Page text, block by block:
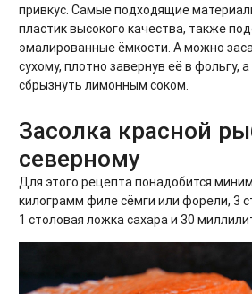
привкус. Самые подходящие
пластик высокого качества, также
эмалированные ёмкости. А можно
сухому, плотно завернув её в фольгу,
сбрызнуть лимонным соком.
Засолка красной
северному
Для этого рецепта понадобится
килограмм филе сёмги или форели, 3
1 столовая ложка сахара и 30